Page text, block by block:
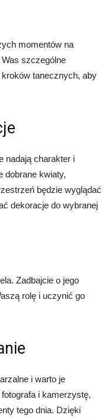
momentów na
szczególne
tanecznych, aby
nadają charakter i
dobrane kwiaty,
będzie wyglądać
dekoracje do wybranej
Zadbajcie o jego
rolę i uczynić go
i warto je
i kamerzystę,
tego dnia. Dzięki